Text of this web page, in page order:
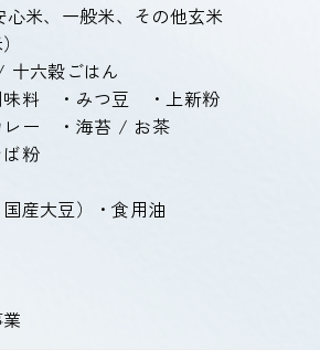
心米、一般米、その他玄米
十六穀ごはん
味料 ・みつ豆 ・上新粉
レー ・海苔 / お茶
ば粉
国産大豆）・食用油